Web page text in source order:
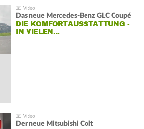
Das neue Mercedes-Benz GLC Coupé
DIE KOMFORTAUSSTATTUNG -
IN VIELEN…
Der neue Mitsubishi Colt